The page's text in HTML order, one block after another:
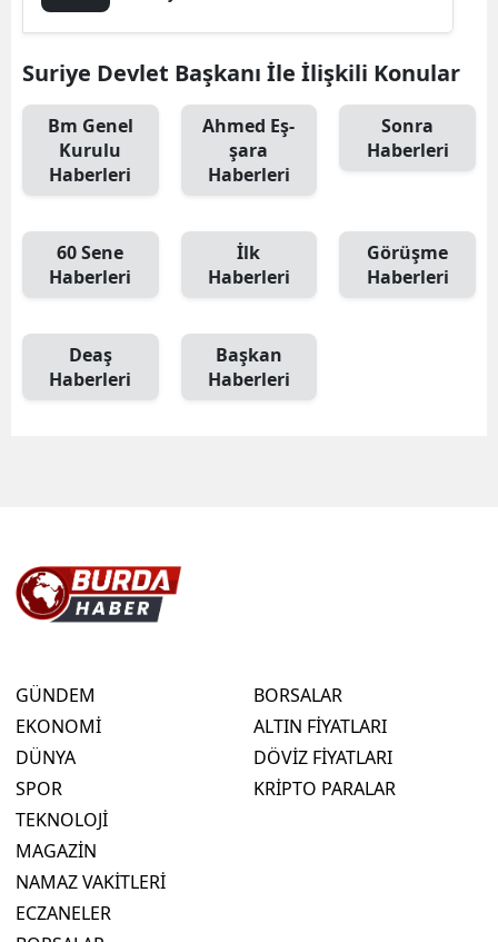
Suriye Devlet Başkanı İle İlişkili Konular
Bm Genel
Kurulu
Haberleri
Ahmed Eş-
şara
Haberleri
Sonra
Haberleri
60 Sene
Haberleri
İlk
Haberleri
Görüşme
Haberleri
Deaş
Haberleri
Başkan
Haberleri
GÜNDEM
EKONOMİ
DÜNYA
SPOR
TEKNOLOJİ
MAGAZİN
NAMAZ VAKİTLERİ
ECZANELER
BORSALAR
ALTIN FİYATLARI
DÖVİZ FİYATLARI
KRİPTO PARALAR